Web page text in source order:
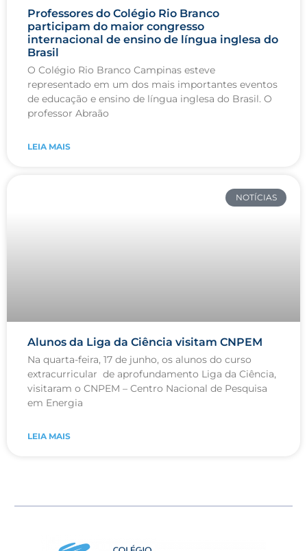
Professores do Colégio Rio Branco
participam do maior congresso
internacional de ensino de língua inglesa do
Brasil
O Colégio Rio Branco Campinas esteve
representado em um dos mais importantes eventos
de educação e ensino de língua inglesa do Brasil. O
professor Abraão
LEIA MAIS
NOTÍCIAS
Alunos da Liga da Ciência visitam CNPEM
Na quarta-feira, 17 de junho, os alunos do curso
extracurricular de aprofundamento Liga da Ciência,
visitaram o CNPEM – Centro Nacional de Pesquisa
em Energia
LEIA MAIS